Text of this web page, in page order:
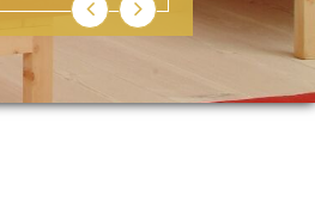
ZurückWeiter